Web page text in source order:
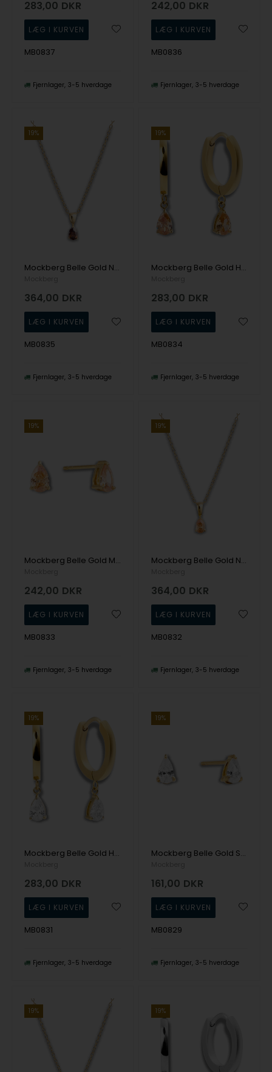
283,00 DKR
MB0837
Fjernlager 3-5 hverdage
242,00 DKR
MB0836
Fjernlager 3-5 hverdage
19%
Mockberg Belle Gold Necklace Coffee Halskæde
364,00 DKR
MB0835
Fjernlager 3-5 hverdage
19%
Mockberg Belle Gold Hoops Champagne Ørering
283,00 DKR
MB0834
Fjernlager 3-5 hverdage
19%
Mockberg Belle Gold Med. Studs Champagne Ørering
242,00 DKR
MB0833
Fjernlager 3-5 hverdage
19%
Mockberg Belle Gold Necklace Champagne Halskæde
364,00 DKR
MB0832
Fjernlager 3-5 hverdage
19%
Mockberg Belle Gold Hoops White Ørering
283,00 DKR
MB0831
Fjernlager 3-5 hverdage
19%
Mockberg Belle Gold Sm. Studs White Ørering
161,00 DKR
MB0829
Fjernlager 3-5 hverdage
19% 19%